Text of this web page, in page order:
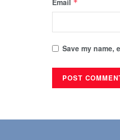
*
Save my name,